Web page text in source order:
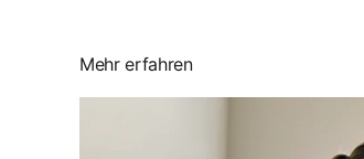
Mehr erfahren